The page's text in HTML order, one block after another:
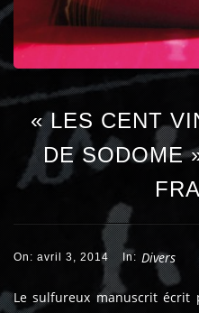
« LES CENT
DE SODOME
On: avril 3, 2014 In: Divers
Le sulfureux manuscrit écrit